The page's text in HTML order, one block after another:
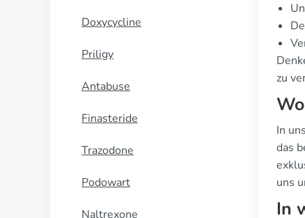
Doxycycline
Priligy
Antabuse
Finasteride
Trazodone
Podowart
Naltrexone
zu
In
das
uns
In